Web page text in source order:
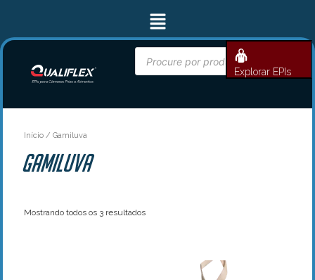
conteúdo
Menu
produtos
Explorar EPIs
Início / Gamiluva
Gamiluva
Mostrando todos os 3 resultados
por
mais
recente